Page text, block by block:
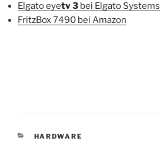
Elgato eyetv 3 bei Elgato Systems
FritzBox 7490 bei Amazon
KATEGORIEN
HARDWARE